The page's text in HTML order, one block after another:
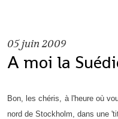
05 juin 2009
A moi la
Bon, les chéris, à l'heure où
nord de Stockholm, dans une